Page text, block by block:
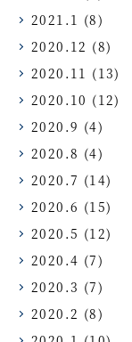
2021.1 (8)
2020.12 (8)
2020.11 (13)
2020.10 (12)
2020.9 (4)
2020.8 (4)
2020.7 (14)
2020.6 (15)
2020.5 (12)
2020.4 (7)
2020.3 (7)
2020.2 (8)